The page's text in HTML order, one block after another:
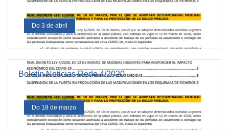
Do 3 de abril
Boletín Noticias Rede 4/2020
Do 18 de marzo